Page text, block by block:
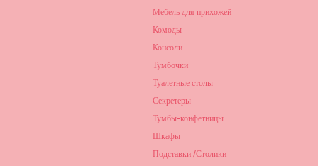
Мебель для прихожей
Комоды
Консоли
Тумбочки
Туалетные столы
Секретеры
Тумбы-конфетницы
Шкафы
Подставки /Столики